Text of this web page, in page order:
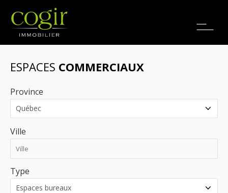
Emplois
ESPACES COMMERCIAUX
Province
Ville
Type